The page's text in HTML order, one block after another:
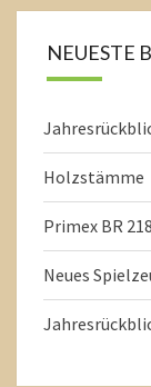
NEUESTE
Holzstämme
Primex BR
Neues